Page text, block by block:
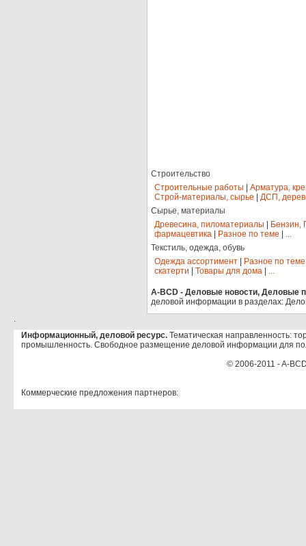
Строительство
Строительные работы
Арматура,
Строй-материалы, сырье
ДСП,
Сырье, материалы
Древесина, пиломатериалы
Бензин,
фармацевтика
Разное по теме
...
Текстиль, одежда, обувь
Одежда ассортимент
Разное по теме
скатерти
Товары для дома ...
A-BCD - Деловые новости, Деловые
деловой информации в разделах:
.
Информационный, деловой ресурс. Тематическая направленность:
промышленность. Свободное размещение деловой информации для
© 2006-2011 - A-
Коммерческие предложения партнеров: